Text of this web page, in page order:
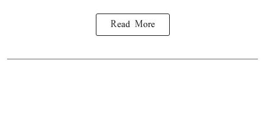
Read More